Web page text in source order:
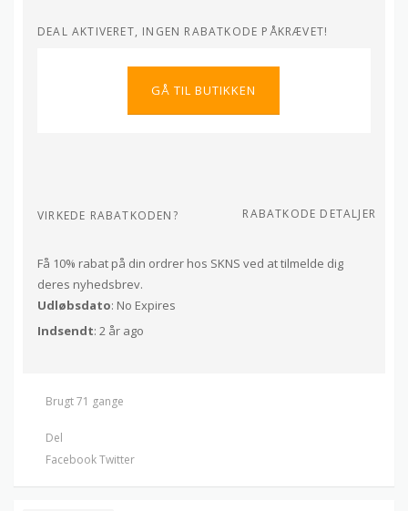
DEAL AKTIVERET, INGEN RABATKODE PÅKRÆVET!
GÅ TIL BUTIKKEN
VIRKEDE RABATKODEN? RABATKODE DETALJER
Få 10% rabat på din ordrer hos SKNS ved at tilmelde dig
deres nyhedsbrev.
Udløbsdato: No Expires
Indsendt: 2 år ago
Brugt 71 gange
Del
FacebookTwitter